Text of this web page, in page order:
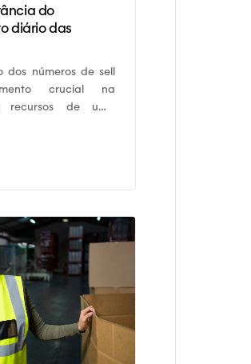
do
diário das
dos números de sell
crucial na
recursos de uma
curto e longo prazo.